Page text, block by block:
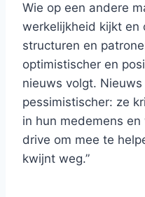
Wie op een andere
werkelijkheid kijkt en
structuren en
optimistischer en
nieuws volgt.
pessimistischer: ze
in hun medemens
drive om mee te
kwijnt weg.”